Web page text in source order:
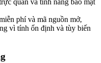
quan và tính năng bảo mật
phí và mã nguồn mở,
vì tính ổn định và tùy biến